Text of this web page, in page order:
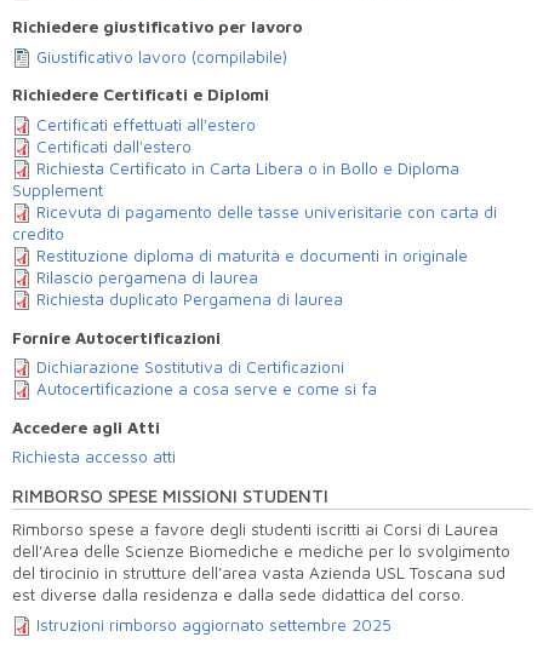
Richiedere giustificativo per lavoro
Giustificativo lavoro (compilabile)
Richiedere Certificati e Diplomi
Certificati effettuati all'estero
Certificati dall'estero
Richiesta Certificato in Carta Libera o in Bollo e Diploma
Supplement
Ricevuta di pagamento delle tasse univerisitarie con carta di
credito
Restituzione diploma di maturità e documenti in originale
Rilascio pergamena di laurea
Richiesta duplicato Pergamena di laurea
Fornire Autocertificazioni
Dichiarazione Sostitutiva di Certificazioni
Autocertificazione a cosa serve e come si fa
Accedere agli Atti
Richiesta accesso atti
RIMBORSO SPESE MISSIONI STUDENTI
Rimborso spese a favore degli studenti iscritti ai Corsi di Laurea
dell’Area delle Scienze Biomediche e mediche per lo svolgimento
del tirocinio in strutture dell’area vasta Azienda USL Toscana sud
est diverse dalla residenza e dalla sede didattica del corso.
Istruzioni rimborso aggiornato settembre 2025